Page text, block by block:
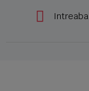
Intreaba